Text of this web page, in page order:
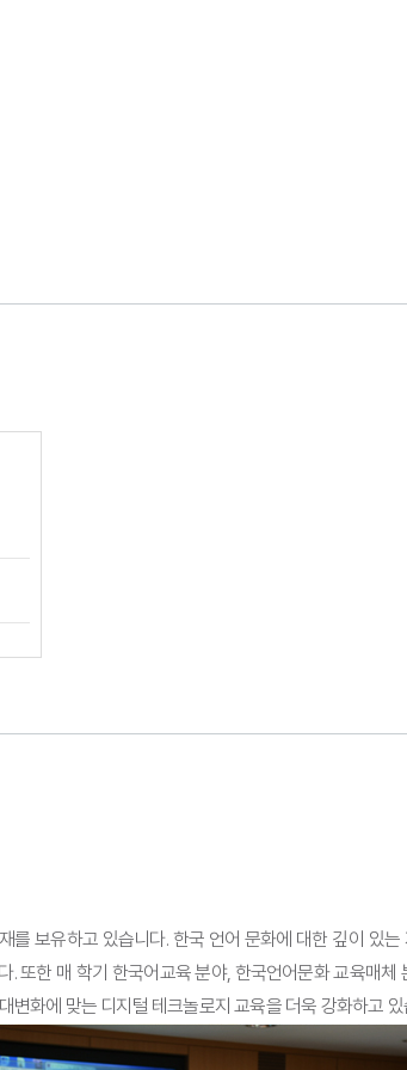
보유하고 있습니다. 한국 언어 문화에 대한 깊이 있
또한 매 학기 한국어교육 분야, 한국언어문화 교육매
변화에 맞는 디지털 테크놀로지 교육을 더욱 강화하고 있